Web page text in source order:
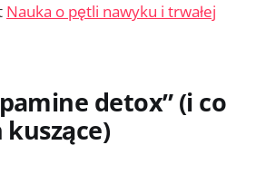
Nauka o pętli nawyku i trwałej
detox” (i co